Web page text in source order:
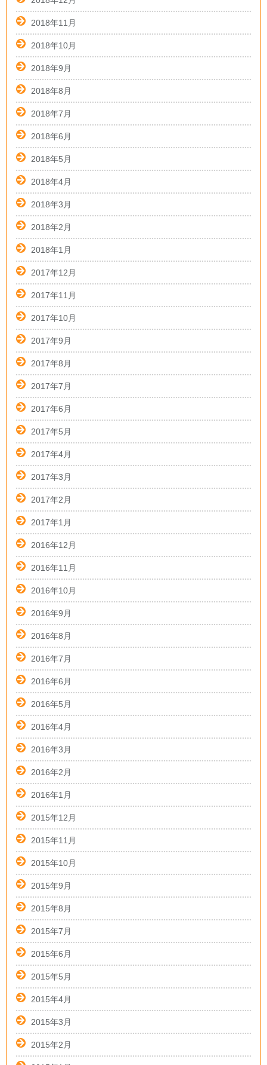
2018年11月
2018年10月
2018年9月
2018年8月
2018年7月
2018年6月
2018年5月
2018年4月
2018年3月
2018年2月
2018年1月
2017年12月
2017年11月
2017年10月
2017年9月
2017年8月
2017年7月
2017年6月
2017年5月
2017年4月
2017年3月
2017年2月
2017年1月
2016年12月
2016年11月
2016年10月
2016年9月
2016年8月
2016年7月
2016年6月
2016年5月
2016年4月
2016年3月
2016年2月
2016年1月
2015年12月
2015年11月
2015年10月
2015年9月
2015年8月
2015年7月
2015年6月
2015年5月
2015年4月
2015年3月
2015年2月